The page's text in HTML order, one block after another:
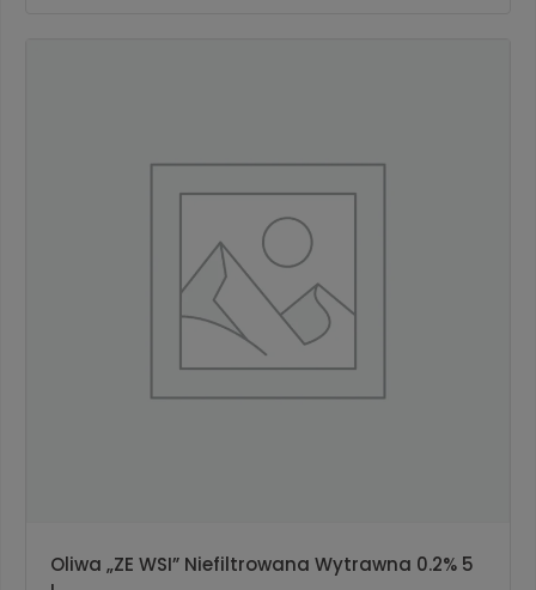
Oliwa „ZE WSI” Niefiltrowana Wytrawna 0.2% 5